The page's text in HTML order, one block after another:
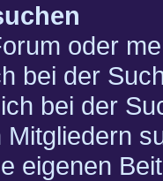
oder
bei der
bei der
eigenen